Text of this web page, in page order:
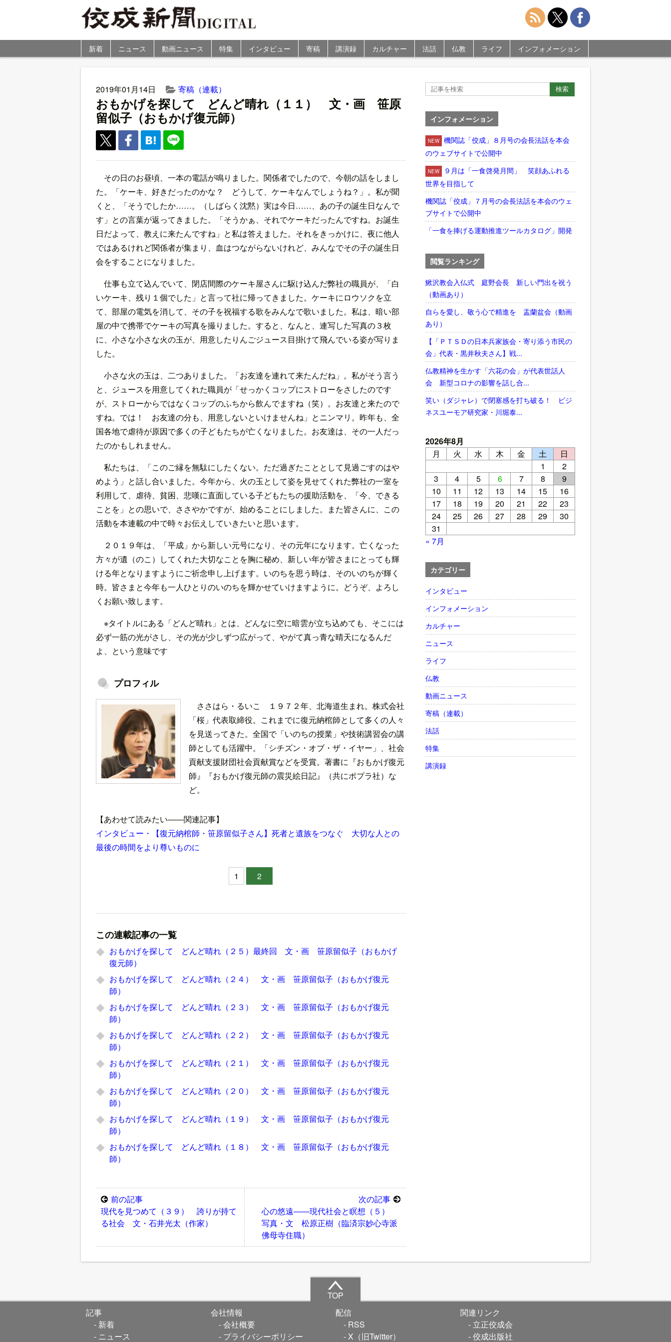
新着 ニュース 動画ニュース 特集 インタビュー 寄稿 講演録 カルチャー 法話 仏教 ライフ インフォメーション
2019年01月14日 寄稿（連載）
おもかげを探して どんど晴れ（１１） 文・画 笹原
留似子（おもかげ復元師）
その日のお昼頃、一本の電話が鳴りました。関係者でしたので、今朝の話をしまし
た。「ケーキ、好きだったのかな？ どうして、ケーキなんでしょうね？」。私が聞
くと、「そうでしたか……。（しばらく沈黙）実は今日……、あの子の誕生日なんで
す」との言葉が返ってきました。「そうかぁ、それでケーキだったんですね。お誕生
日だよって、教えに来たんですね」と私は答えました。それをきっかけに、夜に他人
ではあるけれど関係者が集まり、血はつながらないけれど、みんなでその子の誕生日
会をすることになりました。
仕事も立て込んでいて、閉店間際のケーキ屋さんに駆け込んだ弊社の職員が、「白
いケーキ、残り１個でした」と言って社に帰ってきました。ケーキにロウソクを立
て、部屋の電気を消して、その子を祝福する歌をみんなで歌いました。私は、暗い部
屋の中で携帯でケーキの写真を撮りました。すると、なんと、連写した写真の３枚
に、小さな小さな火の玉が、用意したりんごジュース目掛けて飛んでいる姿が写りま
した。
小さな火の玉は、二つありました。「お友達を連れて来たんだね」。私がそう言う
と、ジュースを用意してくれた職員が「せっかくコップにストローをさしたのです
が、ストローからではなくコップのふちから飲んでますね（笑）。お友達と来たので
すね。では！ お友達の分も、用意しないといけませんね」とニンマリ。昨年も、全
国各地で虐待が原因で多くの子どもたちが亡くなりました。お友達は、その一人だっ
たのかもしれません。
私たちは、「このご縁を無駄にしたくない。ただ過ぎたこととして見過ごすのはや
めよう」と話し合いました。今年から、火の玉として姿を見せてくれた弊社の一室を
利用して、虐待、貧困、悲嘆に直面している子どもたちの援助活動を、「今、できる
ことを」との思いで、ささやかですが、始めることにしました。また皆さんに、この
活動を本連載の中で時々お伝えしていきたいと思います。
２０１９年は、「平成」から新しい元号になり、その元年になります。亡くなった
方々が遺（のこ）してくれた大切なことを胸に秘め、新しい年が皆さまにとっても輝
ける年となりますようにご祈念申し上げます。いのちを思う時は、そのいのちが輝く
時。皆さまと今年も一人ひとりのいのちを輝かせていけますように。どうぞ、よろし
くお願い致します。
※タイトルにある「どんど晴れ」とは、どんなに空に暗雲が立ち込めても、そこには
必ず一筋の光がさし、その光が少しずつ広がって、やがて真っ青な晴天になるんだ
よ、という意味です
プロフィル
ささはら・るいこ １９７２年、北海道生まれ。株式会社
「桜」代表取締役。これまでに復元納棺師として多くの人々
を見送ってきた。全国で「いのちの授業」や技術講習会の講
師としても活躍中。「シチズン・オブ・ザ・イヤー」、社会
貢献支援財団社会貢献賞などを受賞。著書に『おもかげ復元
師』『おもかげ復元師の震災絵日記』（共にポプラ社）な
ど。
【あわせて読みたい――関連記事】
インタビュー・【復元納棺師・笹原留似子さん】死者と遺族をつなぐ 大切な人との
最後の時間をより尊いものに
1 2
この連載記事の一覧
おもかげを探して どんど晴れ（２５）最終回 文・画 笹原留似子（おもかげ
復元師）
おもかげを探して どんど晴れ（２４） 文・画 笹原留似子（おもかげ復元
師）
おもかげを探して どんど晴れ（２３） 文・画 笹原留似子（おもかげ復元
師）
おもかげを探して どんど晴れ（２２） 文・画 笹原留似子（おもかげ復元
師）
おもかげを探して どんど晴れ（２１） 文・画 笹原留似子（おもかげ復元
師）
おもかげを探して どんど晴れ（２０） 文・画 笹原留似子（おもかげ復元
師）
おもかげを探して どんど晴れ（１９） 文・画 笹原留似子（おもかげ復元
師）
おもかげを探して どんど晴れ（１８） 文・画 笹原留似子（おもかげ復元
師）
前の記事
現代を見つめて（３９） 誇りが持て
る社会 文・石井光太（作家）
次の記事
心の悠遠――現代社会と瞑想（５）
写真・文 松原正樹（臨済宗妙心寺派
佛母寺住職）
インフォメーション
NEW
機関誌「佼成」８月号の会長法話を本会
のウェブサイトで公開中
NEW
９月は「一食啓発月間」 笑顔あふれる
世界を目指して
機関誌「佼成」７月号の会長法話を本会のウェ
ブサイトで公開中
「一食を捧げる運動推進ツールカタログ」開発
閲覧ランキング
鰍沢教会入仏式 庭野会長 新しい門出を祝う
（動画あり）
自らを愛し、敬う心で精進を 盂蘭盆会（動画
あり）
【「ＰＴＳＤの日本兵家族会・寄り添う市民の
会」代表・黒井秋夫さん】戦...
仏教精神を生かす「六花の会」が代表世話人
会 新型コロナの影響を話し合...
笑い（ダジャレ）で閉塞感を打ち破る！ ビジ
ネスユーモア研究家・川堀泰...
2026年8月
月
火 水 木 金 土
日
1
2
3
4 5 6 7 8
9
10
11 12 13 14 15
16
17
18 19 20 21 22
23
24
25 26 27 28 29
30
31
« 7月
カテゴリー
インタビュー
インフォメーション
カルチャー
ニュース
ライフ
仏教
動画ニュース
寄稿（連載）
法話
特集
講演録
TOP
記事
新着
ニュース
会社情報
会社概要
プライバシーポリシー
配信
RSS
X（旧Twitter）
関連リンク
立正佼成会
佼成出版社